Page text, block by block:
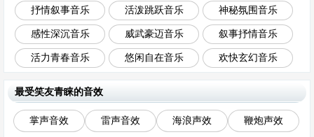
抒情叙事音乐 活泼跳跃音乐 神秘氛围音乐
感性深沉音乐 威武豪迈音乐 叙事抒情音乐
活力青春音乐 悠闲自在音乐 欢快玄幻音乐
最受笑友青睐的音效
掌声音效 雷声音效 海浪声效 鞭炮声效